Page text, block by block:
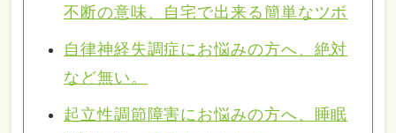
不断の意味、自宅で出来る簡単なツボ
自律神経失調症にお悩みの方へ、絶対
など無い。
起立性調節障害にお悩みの方へ、睡眠